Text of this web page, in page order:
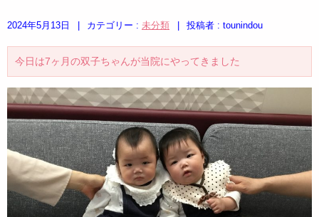
2024年5月13日 カテゴリー : 未分類 投稿者 : tounindou
今日は7ヶ月の双子ちゃんが当院にやってきました